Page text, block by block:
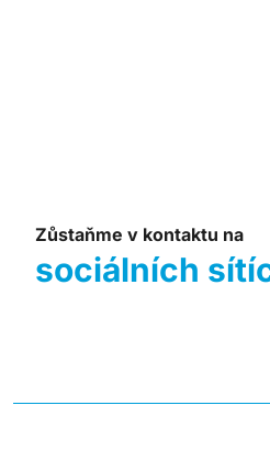
Zůstaňme v kontaktu na
sociálních